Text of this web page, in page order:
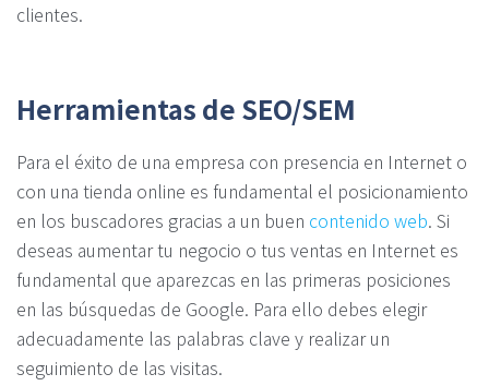
clientes.
Herramientas de SEO/SEM
Para el éxito de una empresa con presencia en Internet o
con una tienda online es fundamental el posicionamiento
en los buscadores gracias a un buen contenido web. Si
deseas aumentar tu negocio o tus ventas en Internet es
fundamental que aparezcas en las primeras posiciones
en las búsquedas de Google. Para ello debes elegir
adecuadamente las palabras clave y realizar un
seguimiento de las visitas.